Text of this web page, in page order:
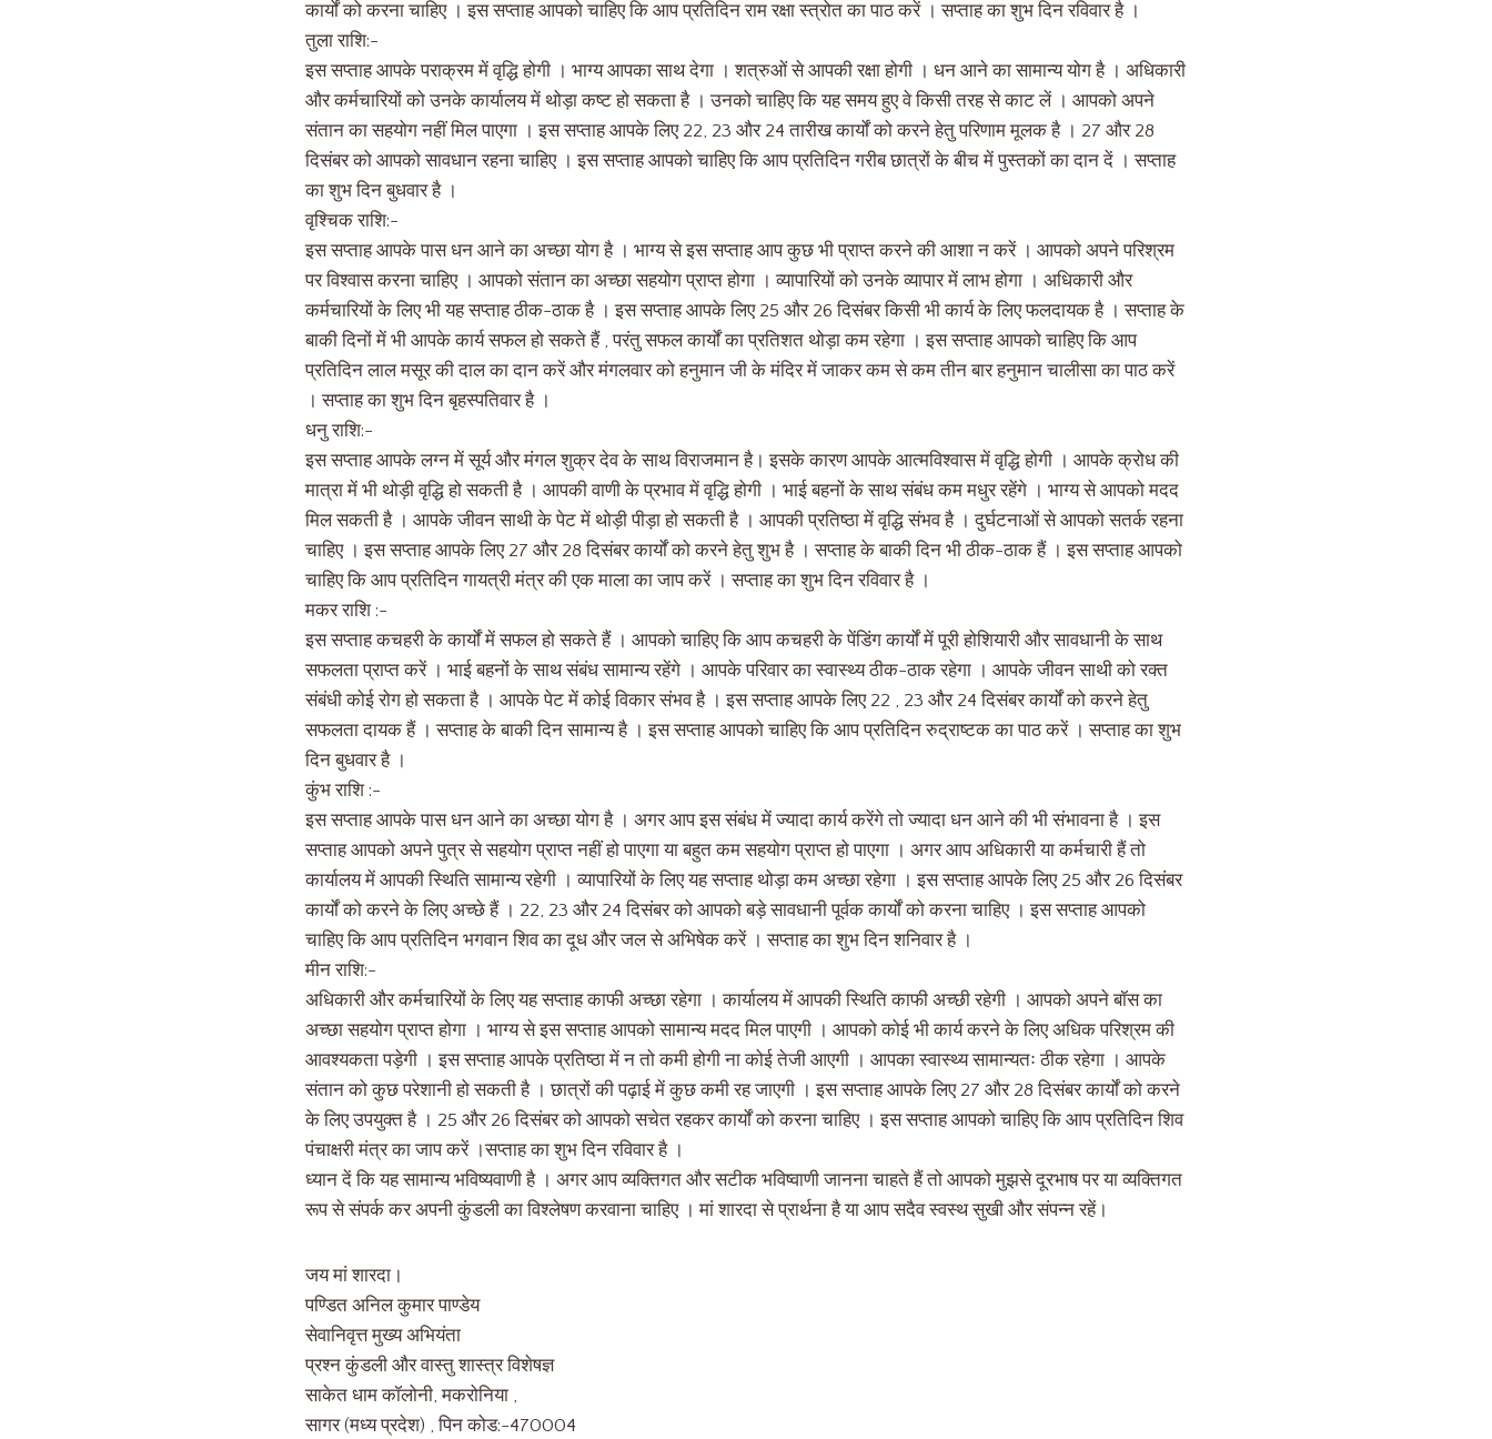
कार्यों को करना चाहिए । इस सप्ताह आपको चाहिए कि आप प्रतिदिन राम रक्षा स्त्रोत का पाठ करें । सप्ताह का शुभ दिन रविवार है ।
तुला राशि:-
इस सप्ताह आपके पराक्रम में वृद्धि होगी । भाग्य आपका साथ देगा । शत्रुओं से आपकी रक्षा होगी । धन आने का सामान्य योग है । अधिकारी
और कर्मचारियों को उनके कार्यालय में थोड़ा कष्ट हो सकता है । उनको चाहिए कि यह समय हुए वे किसी तरह से काट लें । आपको अपने
संतान का सहयोग नहीं मिल पाएगा । इस सप्ताह आपके लिए 22, 23 और 24 तारीख कार्यों को करने हेतु परिणाम मूलक है । 27 और 28
दिसंबर को आपको सावधान रहना चाहिए । इस सप्ताह आपको चाहिए कि आप प्रतिदिन गरीब छात्रों के बीच में पुस्तकों का दान दें । सप्ताह
का शुभ दिन बुधवार है ।
वृश्चिक राशि:-
इस सप्ताह आपके पास धन आने का अच्छा योग है । भाग्य से इस सप्ताह आप कुछ भी प्राप्त करने की आशा न करें । आपको अपने परिश्रम
पर विश्वास करना चाहिए । आपको संतान का अच्छा सहयोग प्राप्त होगा । व्यापारियों को उनके व्यापार में लाभ होगा । अधिकारी और
कर्मचारियों के लिए भी यह सप्ताह ठीक-ठाक है । इस सप्ताह आपके लिए 25 और 26 दिसंबर किसी भी कार्य के लिए फलदायक है । सप्ताह के
बाकी दिनों में भी आपके कार्य सफल हो सकते हैं , परंतु सफल कार्यों का प्रतिशत थोड़ा कम रहेगा । इस सप्ताह आपको चाहिए कि आप
प्रतिदिन लाल मसूर की दाल का दान करें और मंगलवार को हनुमान जी के मंदिर में जाकर कम से कम तीन बार हनुमान चालीसा का पाठ करें
। सप्ताह का शुभ दिन बृहस्पतिवार है ।
धनु राशि:-
इस सप्ताह आपके लग्न में सूर्य और मंगल शुक्र देव के साथ विराजमान है। इसके कारण आपके आत्मविश्वास में वृद्धि होगी । आपके क्रोध की
मात्रा में भी थोड़ी वृद्धि हो सकती है । आपकी वाणी के प्रभाव में वृद्धि होगी । भाई बहनों के साथ संबंध कम मधुर रहेंगे । भाग्य से आपको मदद
मिल सकती है । आपके जीवन साथी के पेट में थोड़ी पीड़ा हो सकती है । आपकी प्रतिष्ठा में वृद्धि संभव है । दुर्घटनाओं से आपको सतर्क रहना
चाहिए । इस सप्ताह आपके लिए 27 और 28 दिसंबर कार्यों को करने हेतु शुभ है । सप्ताह के बाकी दिन भी ठीक-ठाक हैं । इस सप्ताह आपको
चाहिए कि आप प्रतिदिन गायत्री मंत्र की एक माला का जाप करें । सप्ताह का शुभ दिन रविवार है ।
मकर राशि :-
इस सप्ताह कचहरी के कार्यों में सफल हो सकते हैं । आपको चाहिए कि आप कचहरी के पेंडिंग कार्यों में पूरी होशियारी और सावधानी के साथ
सफलता प्राप्त करें । भाई बहनों के साथ संबंध सामान्य रहेंगे । आपके परिवार का स्वास्थ्य ठीक-ठाक रहेगा । आपके जीवन साथी को रक्त
संबंधी कोई रोग हो सकता है । आपके पेट में कोई विकार संभव है । इस सप्ताह आपके लिए 22 , 23 और 24 दिसंबर कार्यों को करने हेतु
सफलता दायक हैं । सप्ताह के बाकी दिन सामान्य है । इस सप्ताह आपको चाहिए कि आप प्रतिदिन रुद्राष्टक का पाठ करें । सप्ताह का शुभ
दिन बुधवार है ।
कुंभ राशि :-
इस सप्ताह आपके पास धन आने का अच्छा योग है । अगर आप इस संबंध में ज्यादा कार्य करेंगे तो ज्यादा धन आने की भी संभावना है । इस
सप्ताह आपको अपने पुत्र से सहयोग प्राप्त नहीं हो पाएगा या बहुत कम सहयोग प्राप्त हो पाएगा । अगर आप अधिकारी या कर्मचारी हैं तो
कार्यालय में आपकी स्थिति सामान्य रहेगी । व्यापारियों के लिए यह सप्ताह थोड़ा कम अच्छा रहेगा । इस सप्ताह आपके लिए 25 और 26 दिसंबर
कार्यों को करने के लिए अच्छे हैं । 22, 23 और 24 दिसंबर को आपको बड़े सावधानी पूर्वक कार्यों को करना चाहिए । इस सप्ताह आपको
चाहिए कि आप प्रतिदिन भगवान शिव का दूध और जल से अभिषेक करें । सप्ताह का शुभ दिन शनिवार है ।
मीन राशि:-
अधिकारी और कर्मचारियों के लिए यह सप्ताह काफी अच्छा रहेगा । कार्यालय में आपकी स्थिति काफी अच्छी रहेगी । आपको अपने बॉस का
अच्छा सहयोग प्राप्त होगा । भाग्य से इस सप्ताह आपको सामान्य मदद मिल पाएगी । आपको कोई भी कार्य करने के लिए अधिक परिश्रम की
आवश्यकता पड़ेगी । इस सप्ताह आपके प्रतिष्ठा में न तो कमी होगी ना कोई तेजी आएगी । आपका स्वास्थ्य सामान्यतः ठीक रहेगा । आपके
संतान को कुछ परेशानी हो सकती है ।‌‌ छात्रों की पढ़ाई में कुछ कमी रह जाएगी । इस सप्ताह आपके लिए 27 और 28 दिसंबर कार्यों को करने
के लिए उपयुक्त है । 25 और 26 दिसंबर को आपको सचेत रहकर कार्यों को करना चाहिए । इस सप्ताह आपको चाहिए कि आप प्रतिदिन शिव
पंचाक्षरी मंत्र का जाप करें ।सप्ताह का शुभ दिन रविवार है ।
ध्यान दें कि यह सामान्य भविष्यवाणी है । अगर आप व्यक्तिगत और सटीक भविष्वाणी जानना चाहते हैं तो आपको मुझसे दूरभाष पर या व्यक्तिगत
रूप से संपर्क कर अपनी कुंडली का विश्लेषण करवाना चाहिए । मां शारदा से प्रार्थना है या आप सदैव स्वस्थ सुखी और संपन्न रहें।
जय मां शारदा।
पण्डित अनिल कुमार पाण्डेय
सेवानिवृत्त मुख्य अभियंता
प्रश्न कुंडली और वास्तु शास्त्र विशेषज्ञ
साकेत धाम कॉलोनी, मकरोनिया ,
सागर (मध्य प्रदेश) , पिन कोड:-470004